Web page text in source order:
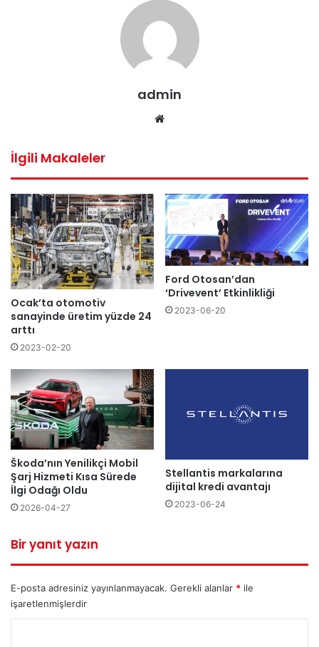
admin
İlgili Makaleler
Ocak’ta otomotiv
sanayinde üretim yüzde 24
arttı
2023-02-20
Ford Otosan’dan
‘Drivevent’ Etkinlikliği
2023-06-20
Škoda’nın Yenilikçi Mobil
Şarj Hizmeti Kısa Sürede
İlgi Odağı Oldu
2026-04-27
Stellantis markalarına
dijital kredi avantajı
2023-06-24
Bir yanıt yazın
E-posta adresiniz yayınlanmayacak. Gerekli alanlar * ile
işaretlenmişlerdir